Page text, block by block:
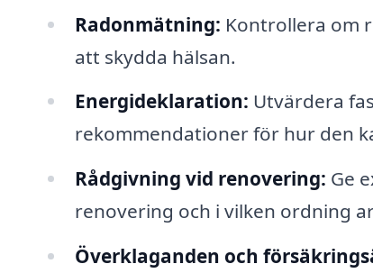
Radonmätning: Kontrollera om
att skydda hälsan.
Energideklaration: Utvärdera
rekommendationer för hur den
Rådgivning vid renovering: Ge
renovering och i vilken ordning
Överklaganden och